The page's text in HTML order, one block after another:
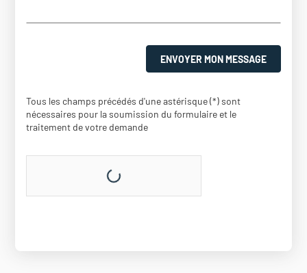
ENVOYER MON MESSAGE
Tous les champs précédés d'une astérisque (*) sont
nécessaires pour la soumission du formulaire et le
traitement de votre demande